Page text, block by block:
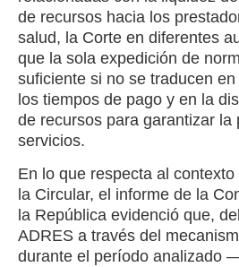
de recursos hacia los
salud, la Corte en diferentes
que la sola expedición de
suficiente si no se traducen
los tiempos de pago y en la
de recursos para garantizar la
servicios.
En lo que respecta al
la Circular, el informe de la
la República evidenció que,
ADRES a través del
durante el período analizado